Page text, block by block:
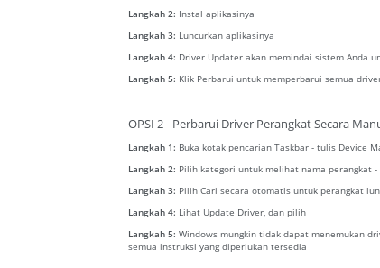
Langkah 2: Instal aplikasinya
Langkah 3: Luncurkan aplikasinya
Langkah 4: Driver Updater akan memindai sistem Anda
Langkah 5: Klik Perbarui untuk memperbarui semua
OPSI 2 - Perbarui Driver Perangkat Secara
Langkah 1: Buka kotak pencarian Taskbar - tulis Device
Langkah 2: Pilih kategori untuk melihat nama perangkat
Langkah 3: Pilih Cari secara otomatis untuk perangkat
Langkah 4: Lihat Update Driver, dan pilih
Langkah 5: Windows mungkin tidak dapat menemukan
semua instruksi yang diperlukan tersedia